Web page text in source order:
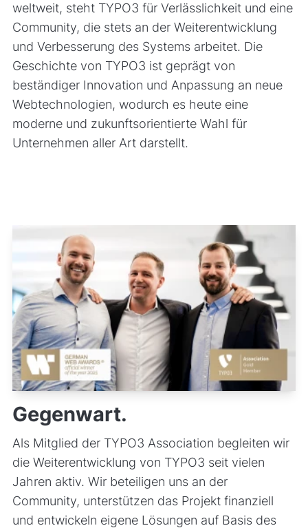
weltweit, steht TYPO3 für Verlässlichkeit und eine
Community, die stets an der Weiterentwicklung
und Verbesserung des Systems arbeitet. Die
Geschichte von TYPO3 ist geprägt von
beständiger Innovation und Anpassung an neue
Webtechnologien, wodurch es heute eine
moderne und zukunftsorientierte Wahl für
Unternehmen aller Art darstellt.
Gegenwart.
Als Mitglied der TYPO3 Association begleiten wir
die Weiterentwicklung von TYPO3 seit vielen
Jahren aktiv. Wir beteiligen uns an der
Community, unterstützen das Projekt finanziell
und entwickeln eigene Lösungen auf Basis des